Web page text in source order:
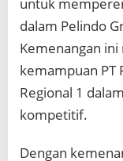
untuk
dalam Pelindo
Kemenangan
kemampuan PT
Regional 1
kompetitif.
Dengan